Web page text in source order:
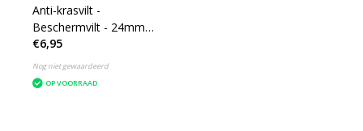
Anti-krasvilt -
Beschermvilt - 24mm
Meubelviltglijders (24
stuks)
€6,95
Nog niet gewaardeerd
OP VOORRAAD